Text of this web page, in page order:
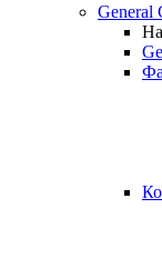
General